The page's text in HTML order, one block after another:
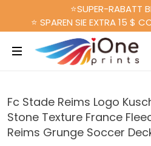
⭐SUPER-RABATT
⭐ SPAREN SIE EXTRA 15 $
Fc Stade Reims Logo
Stone Texture France
Reims Grunge Soccer